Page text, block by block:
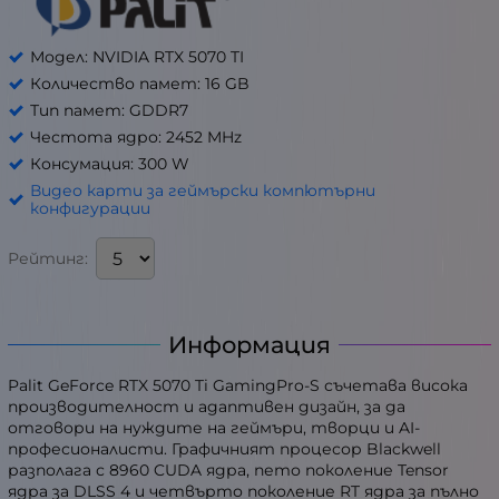
Модел: NVIDIA RTX 5070 TI
Количество памет: 16 GB
Тип памет: GDDR7
Честота ядро: 2452 MHz
Консумация: 300 W
Видео карти за геймърски компютърни
конфигурации
Рейтинг:
Информация
Palit GeForce RTX 5070 Ti GamingPro-S съчетава висока
производителност и адаптивен дизайн, за да
отговори на нуждите на геймъри, творци и AI-
професионалисти. Графичният процесор Blackwell
разполага с 8960 CUDA ядра, пето поколение Tensor
ядра за DLSS 4 и четвърто поколение RT ядра за пълно